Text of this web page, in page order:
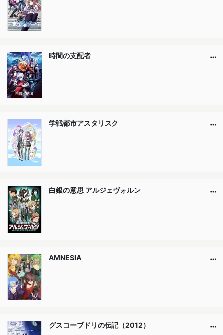
時間の支配者
学戦都市アスタリスク
白銀の意思 アルジェヴォルン
AMNESIA
グスコーブドリの伝記（2012）